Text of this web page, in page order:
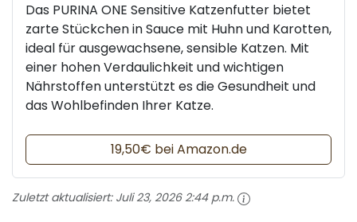
Das PURINA ONE Sensitive Katzenfutter bietet
zarte Stückchen in Sauce mit Huhn und Karotten,
ideal für ausgewachsene, sensible Katzen. Mit
einer hohen Verdaulichkeit und wichtigen
Nährstoffen unterstützt es die Gesundheit und
das Wohlbefinden Ihrer Katze.
19,50€ bei Amazon.de
Zuletzt aktualisiert: Juli 23, 2026 2:44 p.m.